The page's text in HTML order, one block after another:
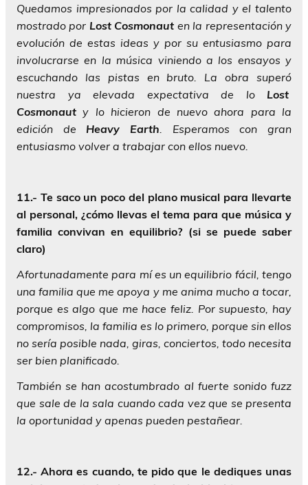
Quedamos impresionados por la calidad y el talento
mostrado por Lost Cosmonaut en la representación y
evolución de estas ideas y por su entusiasmo para
involucrarse en la música viniendo a los ensayos y
escuchando las pistas en bruto. La obra superó
nuestra ya elevada expectativa de lo Lost
Cosmonaut y lo hicieron de nuevo ahora para la
edición de Heavy Earth . Esperamos con gran
entusiasmo volver a trabajar con ellos nuevo.
11.- Te saco un poco del plano musical para llevarte
al personal, ¿cómo llevas el tema para que música y
familia convivan en equilibrio? (si se puede saber
claro)
Afortunadamente para mí es un equilibrio fácil, tengo
una familia que me apoya y me anima mucho a tocar,
porque es algo que me hace feliz. Por supuesto, hay
compromisos, la familia es lo primero, porque sin ellos
no sería posible nada, giras, conciertos, todo necesita
ser bien planificado.
También se han acostumbrado al fuerte sonido fuzz
que sale de la sala cuando cada vez que se presenta
la oportunidad y apenas pueden pestañear.
12.- Ahora es cuando, te pido que le dediques unas